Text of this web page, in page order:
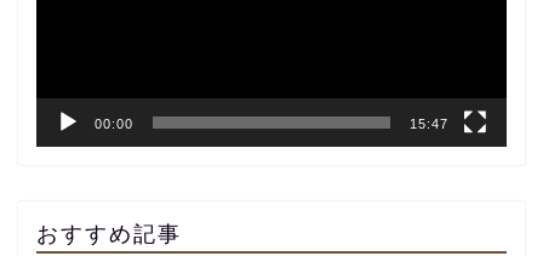
00:00 15:47
おすすめ記事